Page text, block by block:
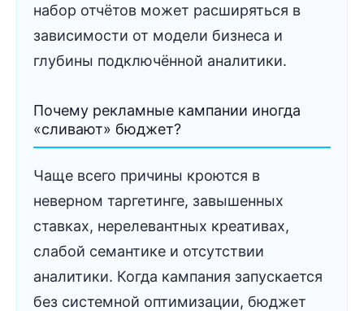
набор отчётов может расширяться в
зависимости от модели бизнеса и
глубины подключённой аналитики.
Почему рекламные кампании иногда
«сливают» бюджет?
Чаще всего причины кроются в
неверном таргетинге, завышенных
ставках, нерелевантных креативах,
слабой семантике и отсутствии
аналитики. Когда кампания запускается
без системной оптимизации, бюджет